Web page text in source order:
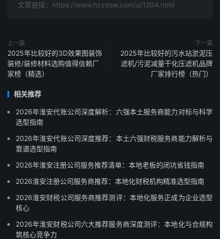
文章链接：https://www.hzzdsw.com/a/1204.html
上一篇
2025年比较好的3D效果图装饰
装修/装修材料选购值得信赖厂
家榜（精选）
下一篇
2025年比较好的污水站淤泥压
滤机/污泥减量干化压滤机品牌
厂家排行榜（热门）
相关推荐
2026年淮安代账公司深度解析：六强本土服务商能力对标与科学
选型指南
2026年淮安代账公司深度推荐：本土六强财税服务商能力解析与
靠谱选型指南
2026年淮安注册公司服务推荐清单：本地老板的闭坑省钱指南
2026淮安注册公司服务商推荐：本地化财税机构精准选型指南
2026淮安财税公司服务商推荐测评：本地化服务正成为企业选型
核心
2026年淮安财税公司六大推荐服务商深度测评：本地化与合规构
筑核心竞争力